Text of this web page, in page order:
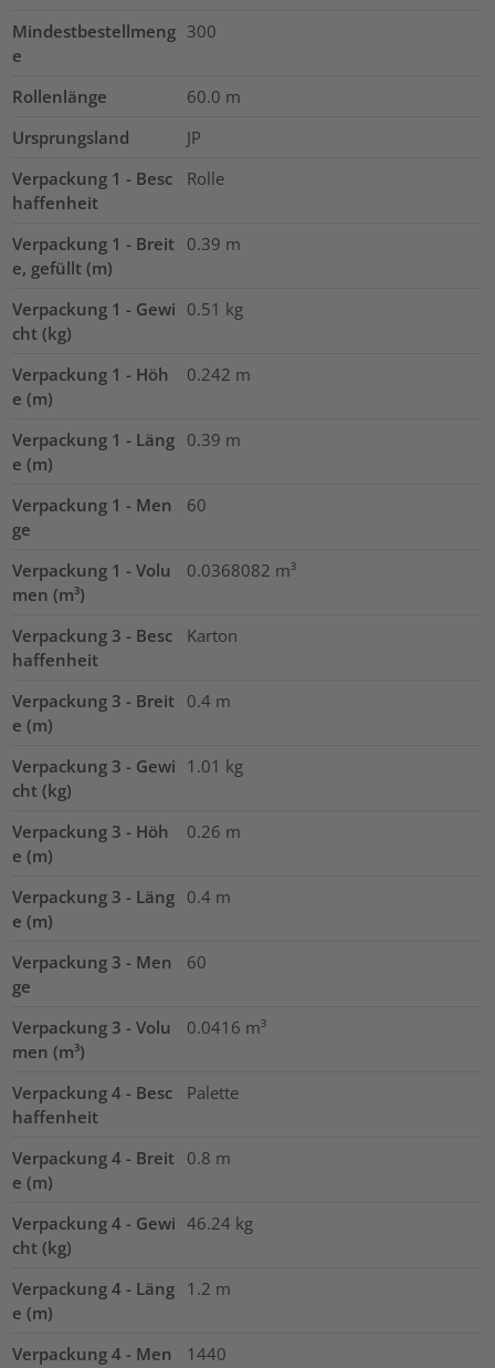
Mindestbestellmeng
e
300
Rollenlänge 60.0 m
Ursprungsland
JP
Verpackung 1 - Besc
haffenheit
Rolle
Verpackung 1 - Breit
e, gefüllt (m)
0.39 m
Verpackung 1 - Gewi
cht (kg)
0.51 kg
Verpackung 1 - Höh
e (m)
0.242 m
Verpackung 1 - Läng
e (m)
0.39 m
Verpackung 1 - Men
ge
60
Verpackung 1 - Volu
men (m³)
0.0368082 m³
Verpackung 3 - Besc
haffenheit
Karton
Verpackung 3 - Breit
e (m)
0.4 m
Verpackung 3 - Gewi
cht (kg)
1.01 kg
Verpackung 3 - Höh
e (m)
0.26 m
Verpackung 3 - Läng
e (m)
0.4 m
Verpackung 3 - Men
ge
60
Verpackung 3 - Volu
men (m³)
0.0416 m³
Verpackung 4 - Besc
haffenheit
Palette
Verpackung 4 - Breit
e (m)
0.8 m
Verpackung 4 - Gewi
cht (kg)
46.24 kg
Verpackung 4 - Läng
e (m)
1.2 m
Verpackung 4 - Men
1440